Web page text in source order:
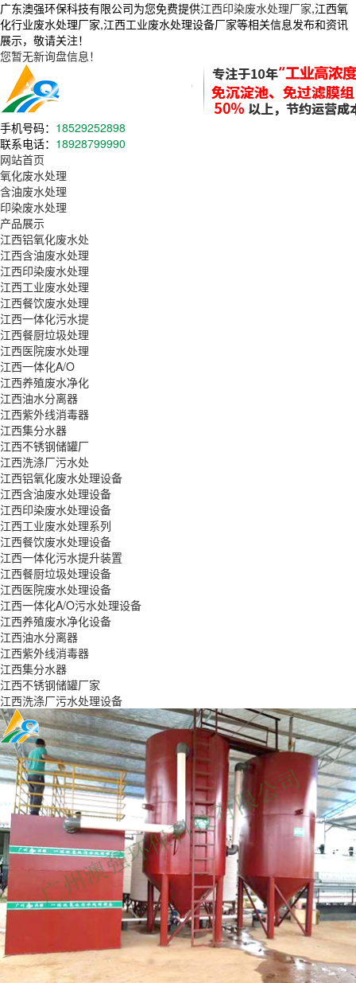
广东澳强环保科技有限公司为您免费提供江西印染废水处理厂家,江西氧
化行业废水处理厂家,江西工业废水处理设备厂家等相关信息发布和资讯
展示，敬请关注！
您暂无新询盘信息！
手机号码： 18529252898
联系电话： 18928799990
网站首页
氧化废水处理
含油废水处理
印染废水处理
产品展示
江西铝氧化废水处
江西含油废水处理
江西印染废水处理
江西工业废水处理
江西餐饮废水处理
江西一体化污水提
江西餐厨垃圾处理
江西医院废水处理
江西一体化A/O
江西养殖废水净化
江西油水分离器
江西紫外线消毒器
江西集分水器
江西不锈钢储罐厂
江西洗涤厂污水处
江西铝氧化废水处理设备
江西含油废水处理设备
江西印染废水处理设备
江西工业废水处理系列
江西餐饮废水处理设备
江西一体化污水提升装置
江西餐厨垃圾处理设备
江西医院废水处理设备
江西一体化A/O污水处理设备
江西养殖废水净化设备
江西油水分离器
江西紫外线消毒器
江西集分水器
江西不锈钢储罐厂家
江西洗涤厂污水处理设备